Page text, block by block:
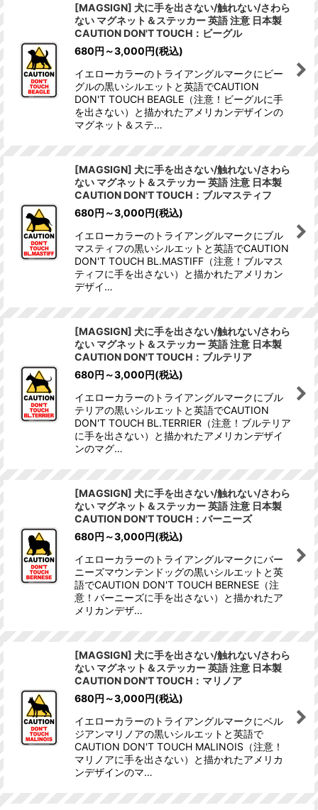
[MAGSIGN] 犬に手を出さない/触れない/さわら
ない マグネット＆ステッカー 英語 注意 日本製
CAUTION DON'T TOUCH：ビーグル
680円 ～3,000円(税込)
イエローカラーのトライアングルマークにビー
グルの黒いシルエットと英語でCAUTION
DON'T TOUCH BEAGLE（注意！ビーグルに手
を出さない）と描かれたアメリカンデザインの
マグネット＆ステ…
[MAGSIGN] 犬に手を出さない/触れない/さわら
ない マグネット＆ステッカー 英語 注意 日本製
CAUTION DON'T TOUCH：ブルマスティフ
680円 ～3,000円(税込)
イエローカラーのトライアングルマークにブル
マスティフの黒いシルエットと英語でCAUTION
DON'T TOUCH BL.MASTIFF（注意！ブルマス
ティフに手を出さない）と描かれたアメリカン
デザイ…
[MAGSIGN] 犬に手を出さない/触れない/さわら
ない マグネット＆ステッカー 英語 注意 日本製
CAUTION DON'T TOUCH：ブルテリア
680円 ～3,000円(税込)
イエローカラーのトライアングルマークにブル
テリアの黒いシルエットと英語でCAUTION
DON'T TOUCH BL.TERRIER（注意！ブルテリア
に手を出さない）と描かれたアメリカンデザイ
ンのマグ…
[MAGSIGN] 犬に手を出さない/触れない/さわら
ない マグネット＆ステッカー 英語 注意 日本製
CAUTION DON'T TOUCH：バーニーズ
680円 ～3,000円(税込)
イエローカラーのトライアングルマークにバー
ニーズマウンテンドッグの黒いシルエットと英
語でCAUTION DON'T TOUCH BERNESE（注
意！バーニーズに手を出さない）と描かれたア
メリカンデザ…
[MAGSIGN] 犬に手を出さない/触れない/さわら
ない マグネット＆ステッカー 英語 注意 日本製
CAUTION DON'T TOUCH：マリノア
680円 ～3,000円(税込)
イエローカラーのトライアングルマークにベル
ジアンマリノアの黒いシルエットと英語で
CAUTION DON'T TOUCH MALINOIS（注意！
マリノアに手を出さない）と描かれたアメリカ
ンデザインのマ…